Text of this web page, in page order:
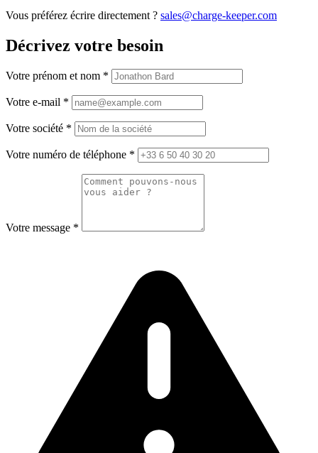
Vous préférez écrire directement ? sales@charge-keeper.com
Décrivez votre besoin
Votre prénom et nom *
Votre e-mail *
Votre société *
Votre numéro de téléphone *
Votre message *